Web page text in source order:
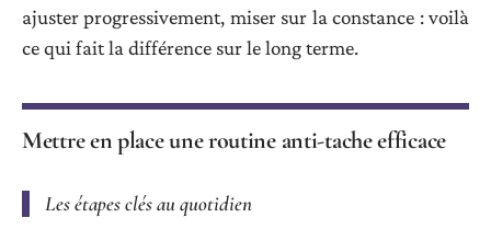
ajuster progressivement, miser sur la constance : voilà
ce qui fait la différence sur le long terme.
Mettre en place une routine anti-tache efficace
Les étapes clés au quotidien